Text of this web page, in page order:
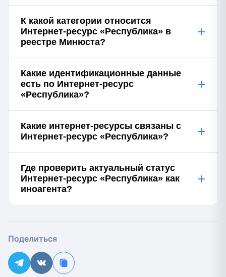
К какой категории относится
Интернет-ресурс «Республика» в
реестре Минюста?
+
Какие идентификационные данные
есть по Интернет-ресурс
«Республика»?
+
Какие интернет-ресурсы связаны с
Интернет-ресурс «Республика»?
+
Где проверить актуальный статус
Интернет-ресурс «Республика» как
иноагента?
+
Поделиться